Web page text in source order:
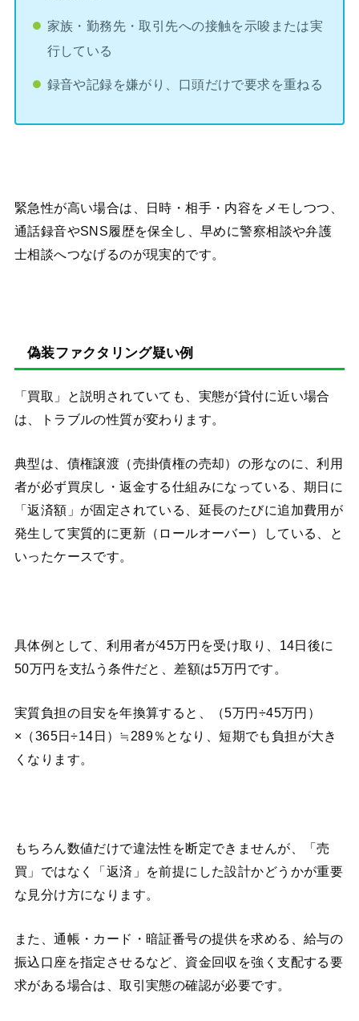
家族・勤務先・取引先への接触を示唆または実
行している
録音や記録を嫌がり、口頭だけで要求を重ねる
緊急性が高い場合は、日時・相手・内容をメモしつつ、
通話録音やSNS履歴を保全し、早めに警察相談や弁護
士相談へつなげるのが現実的です。
偽装ファクタリング疑い例
「買取」と説明されていても、実態が貸付に近い場合
は、トラブルの性質が変わります。
典型は、債権譲渡（売掛債権の売却）の形なのに、利用
者が必ず買戻し・返金する仕組みになっている、期日に
「返済額」が固定されている、延長のたびに追加費用が
発生して実質的に更新（ロールオーバー）している、と
いったケースです。
具体例として、利用者が45万円を受け取り、14日後に
50万円を支払う条件だと、差額は5万円です。
実質負担の目安を年換算すると、（5万円÷45万円）
×（365日÷14日）≒289％となり、短期でも負担が大き
くなります。
もちろん数値だけで違法性を断定できませんが、「売
買」ではなく「返済」を前提にした設計かどうかが重要
な見分け方になります。
また、通帳・カード・暗証番号の提供を求める、給与の
振込口座を指定させるなど、資金回収を強く支配する要
求がある場合は、取引実態の確認が必要です。